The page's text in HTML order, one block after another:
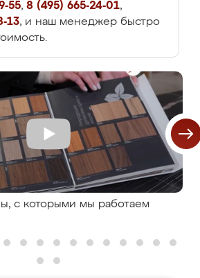
55, 8 (495) 665-24-01,
13, и наш менеджер быстро
с которыми мы работаем